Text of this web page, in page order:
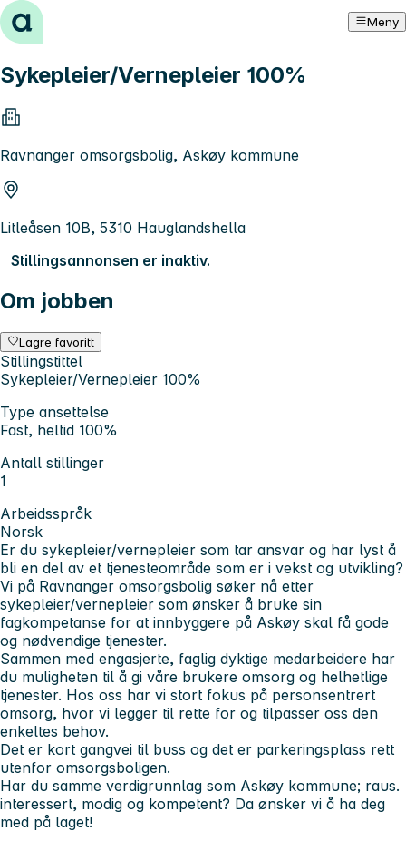
Hopp til innhold Meny
Sykepleier/Vernepleier 100%
Ravnanger omsorgsbolig, Askøy kommune
Litleåsen 10B, 5310 Hauglandshella
Stillingsannonsen er inaktiv.
Om jobben
Lagre favoritt
Stillingstittel
Sykepleier/Vernepleier 100%
Type ansettelse
Fast, heltid 100%
Antall stillinger
1
Arbeidsspråk
Norsk
Er du sykepleier/vernepleier som tar ansvar og har lyst å
bli en del av et tjenesteområde som er i vekst og utvikling?
Vi på Ravnanger omsorgsbolig søker nå etter
sykepleier/vernepleier som ønsker å bruke sin
fagkompetanse for at innbyggere på Askøy skal få gode
og nødvendige tjenester.
Sammen med engasjerte, faglig dyktige medarbeidere har
du muligheten til å gi våre brukere omsorg og helhetlige
tjenester. Hos oss har vi stort fokus på personsentrert
omsorg, hvor vi legger til rette for og tilpasser oss den
enkeltes behov.
Det er kort gangvei til buss og det er parkeringsplass rett
utenfor omsorgsboligen.
Har du samme verdigrunnlag som Askøy kommune; raus.
interessert, modig og kompetent? Da ønsker vi å ha deg
med på laget!